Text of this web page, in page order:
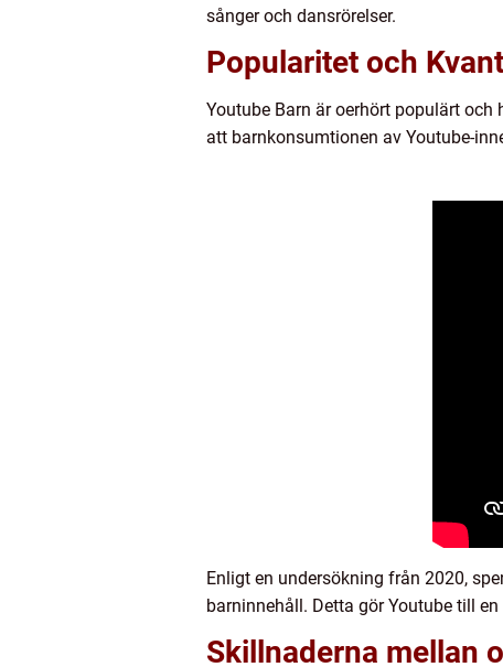
sånger och dansrörelser.
Popularitet och
Youtube Barn är oerhört populärt
att barnkonsumtionen av Youtube-
Enligt en undersökning från 2020,
barninnehåll. Detta gör Youtube till
Skillnaderna mellan